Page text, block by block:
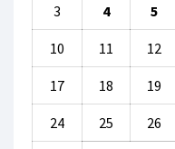
3 4 5
10 11 12
17 18 19
24 25 26